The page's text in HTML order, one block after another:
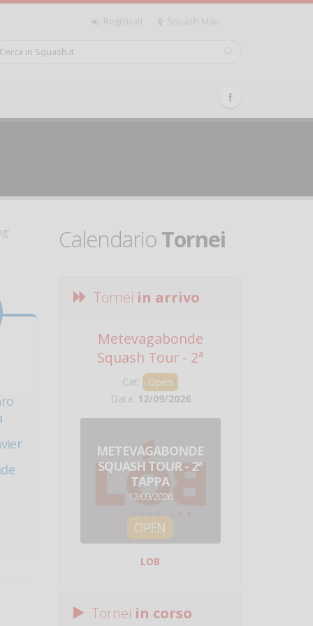
Registrati Squash Map
CalendarioTornei
Tornei in arrivo
Metevagabonde
Squash Tour - 2ª
Tappa
Cat:
Open
Data: 12/09/2026
METEVAGABONDE
SQUASH TOUR - 2ª
TAPPA
12/09/2026
OPEN
LOB
Tornei in corso